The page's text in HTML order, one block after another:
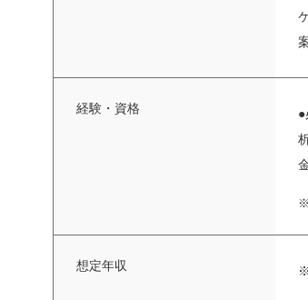
経験・資格
想定年収